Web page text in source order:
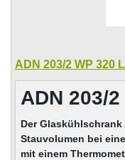
ADN 203/2 WP 320
ADN 203/2
Der Glaskühlschrank
Stauvolumen bei
mit einem